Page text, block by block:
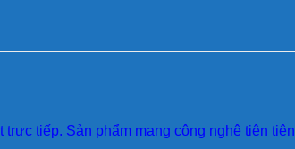
tiếp. Sản phẩm mang công nghệ tiên tiên